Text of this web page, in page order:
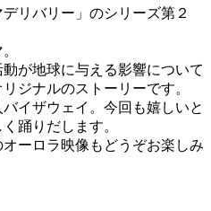
リバリー」のシリーズ第２
が地球に与える影響について
ジナルのストーリーです。
イザウェイ。今回も嬉しいと
踊りだします。
ーロラ映像もどうぞお楽しみ